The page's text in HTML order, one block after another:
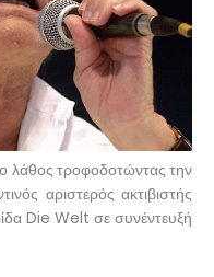
λάθος τροφοδοτώντας την
αριστερός ακτιβιστής
Die Welt σε συνέντευξή